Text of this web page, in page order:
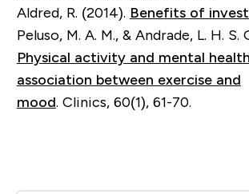
Aldred, R. (2014). Benefits of
Peluso, M. A. M., & Andrade, L. H. S.
Physical activity and mental
association between exercise and
mood. Clinics, 60(1), 61-70.